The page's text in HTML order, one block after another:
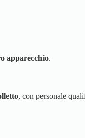
apparecchio.
, con personale